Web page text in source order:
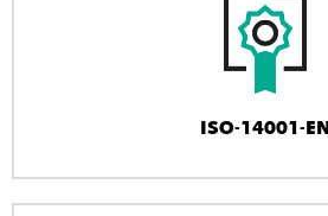
ISO-14001-EN